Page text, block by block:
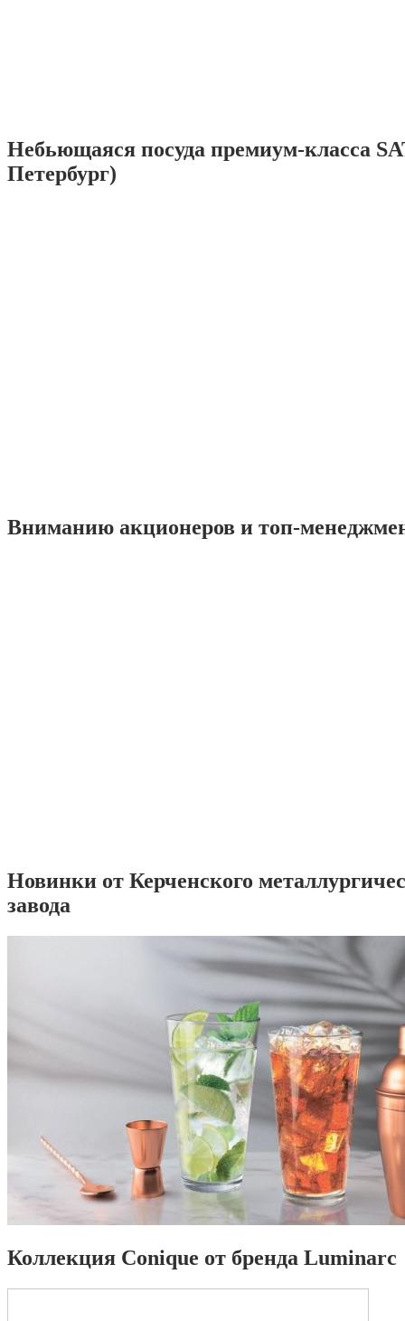
Небьющаяся посуда премиум-класса
Петербург)
Вниманию акционеров и топ-
Новинки от Керченского
завода
Коллекция Conique от бренда Luminarc